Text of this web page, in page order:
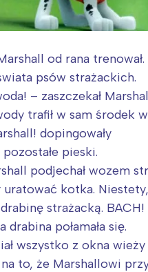
od rana
psów strażackich.
– zaszczekał
trafił w sam środek
dopingowały
pieski.
podjechał wozem
uratować kotka.
strażacką. BACH!
drabina połamała się.
wszystko z okna
to, że Marshallowi